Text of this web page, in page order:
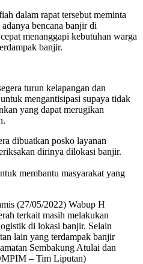
dalam rapat tersebut meminta
bencana banjir di
menanggapi kebutuhan warga
banjir.
turun kelapangan dan
mengantisipasi supaya tidak
yang dapat merugikan
dibuatkan posko layanan
dirinya dilokasi banjir.
membantu masyarakat yang
(27/05/2022) Wabup H
terkait masih melakukan
di lokasi banjir. Selain
lain yang terdampak banjir
Sembakung Atulai dan
– Tim Liputan)